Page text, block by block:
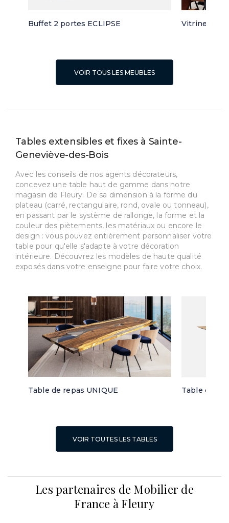
Buffet 2 portes ECLIPSE Vitrine 3
VOIR TOUS LES MEUBLES
Tables extensibles et fixes à Sainte-
Geneviève-des-Bois
Avec les conseils de nos agents décorateurs,
concevez une table haut de gamme dans notre
magasin de Fleury. De sa dimension à la forme du
plateau (carré, rectangulaire, rond, ovale ou tonneau),
en passant par le système de rallonge, la forme et la
couleur des piètements, les matériaux ou encore le
design : vous pouvez entièrement personnaliser votre
table pour qu'elle s'adapte à votre décoration
intérieure. Découvrez les modèles de haute qualité
exposés dans votre enseigne pour faire votre choix.
Table de repas UNIQUE Table de
VOIR TOUTES LES TABLES
Les partenaires de Mobilier de
France à Fleury